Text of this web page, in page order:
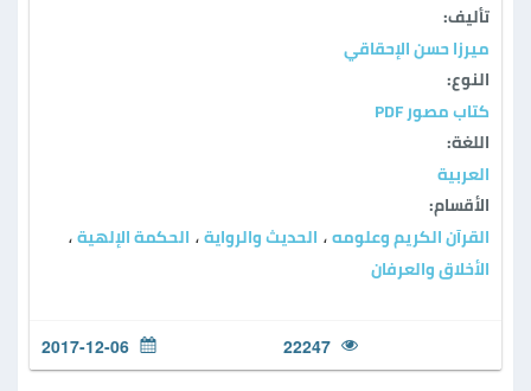
تأليف:
ميرزا حسن الإحقاقي
النوع:
كتاب مصور PDF
اللغة:
العربية
الأقسام:
القرآن الكريم وعلومه ، الحديث والرواية ، الحكمة الإلهية ،
الأخلاق والعرفان
22247
2017-12-06